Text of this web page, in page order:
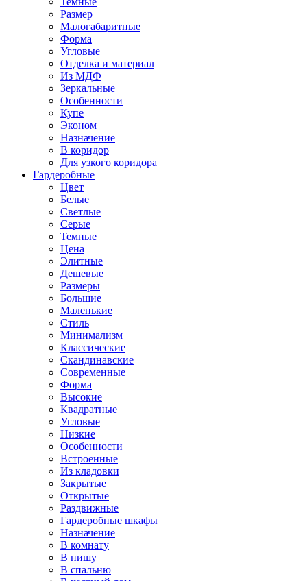
Размер
Малогабаритные
Форма
Угловые
Отделка и материал
Из МДФ
Зеркальные
Особенности
Купе
Эконом
Назначение
В коридор
Для узкого коридора
Гардеробные
Цвет
Белые
Светлые
Серые
Темные
Цена
Элитные
Дешевые
Размеры
Большие
Маленькие
Стиль
Минимализм
Классические
Скандинавские
Современные
Форма
Высокие
Квадратные
Угловые
Низкие
Особенности
Встроенные
Из кладовки
Закрытые
Открытые
Раздвижные
Гардеробные шкафы
Назначение
В комнату
В нишу
В спальню